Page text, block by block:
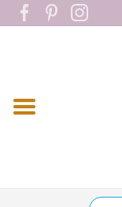
Home
Kleding